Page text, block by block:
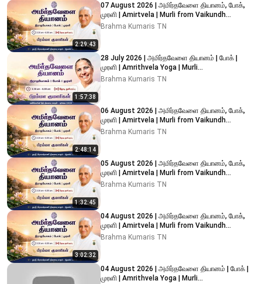
2:29:43
07 August 2026 | அமிர்தவேளை தியானம், போக்,
முரளி | Amirtvela | Murli from Vaikundh
Lighthouse, Adyar
Brahma Kumaris TN
1:57:38
28 July 2026 | அமிர்தவேளை தியானம் | போக் |
முரளி | Amrithvela Yoga | Murli
#brahmakumaristamilnadu
Brahma Kumaris TN
2:48:14
06 August 2026 | அமிர்தவேளை தியானம், போக்,
முரளி | Amirtvela | Murli from Vaikundh
Lighthouse, Adyar
Brahma Kumaris TN
1:32:45
05 August 2026 | அமிர்தவேளை தியானம், போக்,
முரளி | Amirtvela | Murli from Vaikundh
Lighthouse, Adyar
Brahma Kumaris TN
3:02:32
04 August 2026 | அமிர்தவேளை தியானம், போக்,
முரளி | Amirtvela | Murli from Vaikundh
Lighthouse, Adyar
Brahma Kumaris TN
04 August 2026 | அமிர்தவேளை தியானம் | போக் |
முரளி | Amrithvela Yoga | Murli